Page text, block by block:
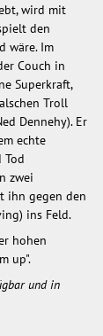
wird mit
den
wäre. Im
Couch in
Superkraft,
Troll
Dennehy). Er
echte
Tod
zwei
ihn gegen den
ins Feld.
hohen
up".
und in